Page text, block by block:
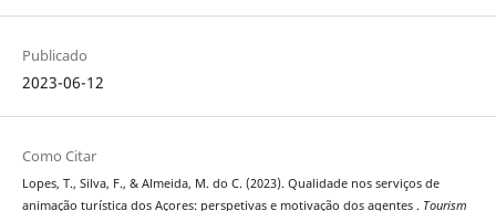
Publicado
2023-06-12
Como Citar
Lopes, T., Silva, F., & Almeida, M. do C. (2023). Qualidade nos serviços de
animação turística dos Açores: perspetivas e motivação dos agentes . Tourism